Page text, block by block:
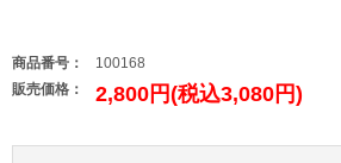
商品番号：
100168
販売価格：
2,800円(税込3,080円)